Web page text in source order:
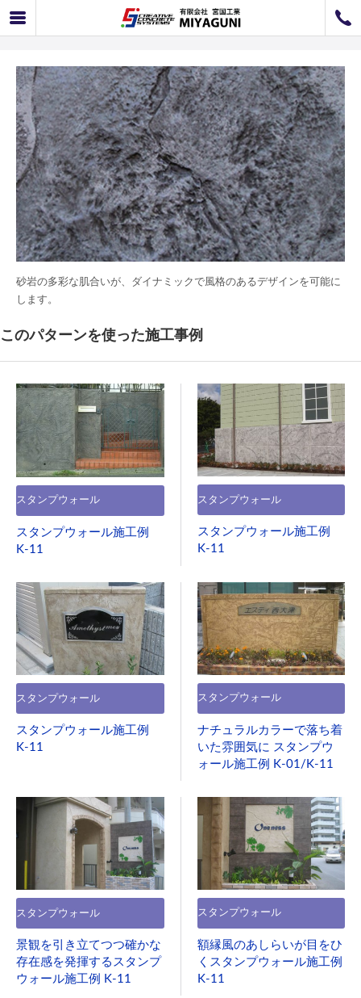
お問い合わせ 工事のお見積もり
K-11 ラフストーン
砂岩の多彩な肌合いが、ダイナミックで風格のあるデザインを可能に
します。
このパターンを使った施工事例
スタンプウォール
スタンプウォール施工例
K-11
スタンプウォール
スタンプウォール施工例
K-11
スタンプウォール
スタンプウォール施工例
K-11
スタンプウォール
ナチュラルカラーで落ち着
いた雰囲気に スタンプウ
ォール施工例 K-01/K-11
スタンプウォール
景観を引き立てつつ確かな
存在感を発揮するスタンプ
ウォール施工例 K-11
スタンプウォール
額縁風のあしらいが目をひ
くスタンプウォール施工例
K-11